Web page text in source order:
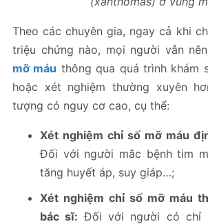
Theo các chuyên gia, ngay cả khi
triệu chứng nào, mọi người vẫn nên
mỡ máu thông qua quá trình khám
hoặc xét nghiệm thường xuyên
tượng có nguy cơ cao, cụ thể:
Xét nghiệm chỉ số mỡ máu
Đối với người mắc bệnh tim
tăng huyết áp, suy giáp…;
Xét nghiệm chỉ số mỡ máu
bác sĩ: Đối với người có chỉ